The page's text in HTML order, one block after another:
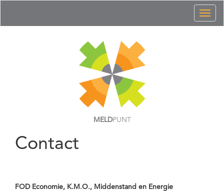
MELDPUNT
Contact
FOD Economie, K.M.O., Middenstand en Energie